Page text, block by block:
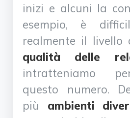
inizi e alcuni la
esempio, è
realmente il livello
qualità delle
intratteniamo
questo numero.
più ambienti